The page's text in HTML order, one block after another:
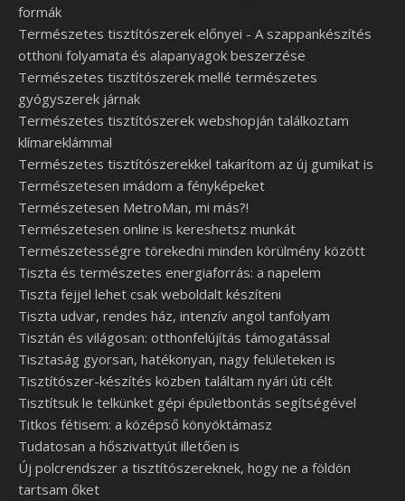
formák
Természetes tisztítószerek előnyei - A szappankészítés
otthoni folyamata és alapanyagok beszerzése
Természetes tisztítószerek mellé természetes
gyógyszerek járnak
Természetes tisztítószerek webshopján találkoztam
klímareklámmal
Természetes tisztítószerekkel takarítom az új gumikat is
Természetesen imádom a fényképeket
Természetesen MetroMan, mi más?!
Természetesen online is kereshetsz munkát
Természetességre törekedni minden körülmény között
Tiszta és természetes energiaforrás: a napelem
Tiszta fejjel lehet csak weboldalt készíteni
Tiszta udvar, rendes ház, intenzív angol tanfolyam
Tisztán és világosan: otthonfelújítás támogatással
Tisztaság gyorsan, hatékonyan, nagy felületeken is
Tisztítószer-készítés közben találtam nyári úti célt
Tisztítsuk le telkünket gépi épületbontás segítségével
Titkos fétisem: a középső könyöktámasz
Tudatosan a hőszivattyút illetően is
Új polcrendszer a tisztítószereknek, hogy ne a földön
tartsam őket